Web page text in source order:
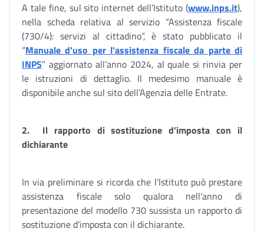
A tale fine, sul sito internet dell’Istituto (www.inps.it),
nella scheda relativa al servizio “Assistenza fiscale
(730/4): servizi al cittadino”, è stato pubblicato il
“Manuale d'uso per l'assistenza fiscale da parte di
INPS” aggiornato all’anno 2024, al quale si rinvia per
le istruzioni di dettaglio. Il medesimo manuale è
disponibile anche sul sito dell’Agenzia delle Entrate.
2. Il rapporto di sostituzione d’imposta con il
dichiarante
In via preliminare si ricorda che l’Istituto può prestare
assistenza fiscale solo qualora nell’anno di
presentazione del modello 730 sussista un rapporto di
sostituzione d’imposta con il dichiarante.